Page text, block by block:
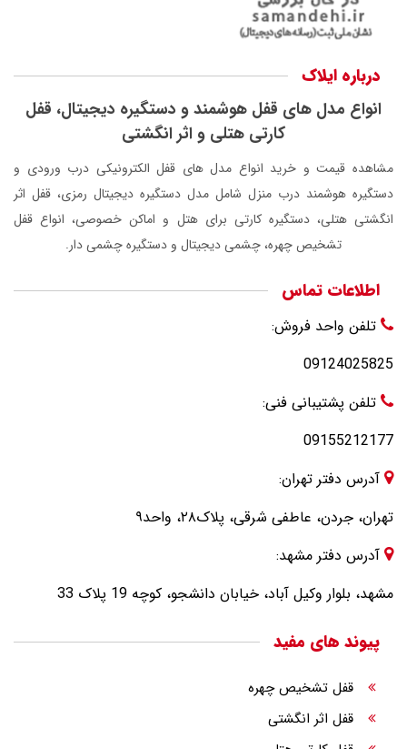
درباره ایلاک
انواع مدل های قفل هوشمند و دستگیره دیجیتال، قفل
کارتی هتلی و اثر انگشتی
مشاهده قیمت و خرید انواع مدل های قفل الکترونیکی درب ورودی و
دستگیره هوشمند درب منزل شامل مدل دستگیره دیجیتال رمزی، قفل اثر
انگشتی هتلی، دستگیره کارتی برای هتل و اماکن خصوصی، انواع قفل
تشخیص چهره، چشمی دیجیتال و دستگیره چشمی دار.
اطلاعات تماس
تلفن واحد فروش:
09124025825
تلفن پشتیبانی فنی:
09155212177
آدرس دفتر تهران:
تهران، جردن، عاطفی شرقی، پلاک۲۸، واحد۹
آدرس دفتر مشهد:
مشهد، بلوار وکیل آباد، خیابان دانشجو، کوچه 19 پلاک 33
پیوند های مفید
قفل تشخیص چهره
قفل اثر انگشتی